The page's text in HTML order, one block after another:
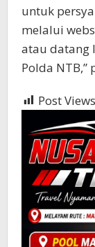
untuk
melalui
atau datang
Polda NTB,”
Post